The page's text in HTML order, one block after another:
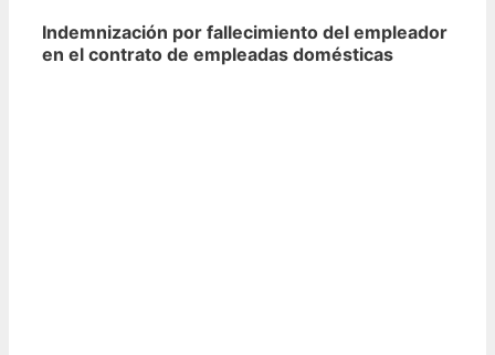
Indemnización por fallecimiento del empleador
en el contrato de empleadas domésticas